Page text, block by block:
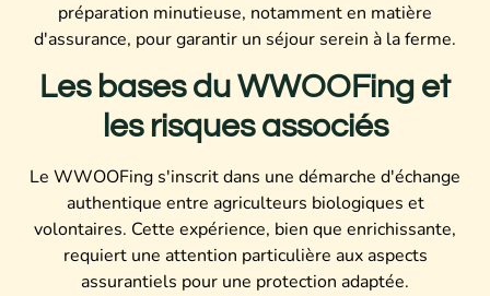
préparation minutieuse, notamment en matière
d'assurance, pour garantir un séjour serein à la ferme.
Les bases du WWOOFing et
les risques associés
Le WWOOFing s'inscrit dans une démarche d'échange
authentique entre agriculteurs biologiques et
volontaires. Cette expérience, bien que enrichissante,
requiert une attention particulière aux aspects
assurantiels pour une protection adaptée.